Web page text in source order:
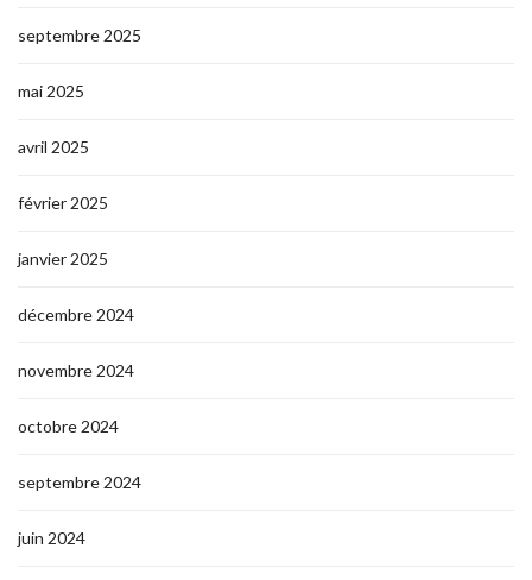
septembre 2025
mai 2025
avril 2025
février 2025
janvier 2025
décembre 2024
novembre 2024
octobre 2024
septembre 2024
juin 2024